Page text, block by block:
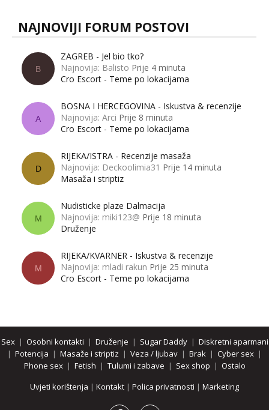
NAJNOVIJI FORUM POSTOVI
B
ZAGREB - Jel bio tko?
Najnovija: Balisto Prije 4 minuta
Cro Escort - Teme po lokacijama
A
BOSNA I HERCEGOVINA - Iskustva & recenzije
Najnovija: Arci Prije 8 minuta
Cro Escort - Teme po lokacijama
D
RIJEKA/ISTRA - Recenzije masaža
Najnovija: Deckoolimia31 Prije 14 minuta
Masaža i striptiz
M
Nudisticke plaze Dalmacija
Najnovija: miki123@ Prije 18 minuta
Druženje
M
RIJEKA/KVARNER - Iskustva & recenzije
Najnovija: mladi rakun Prije 25 minuta
Cro Escort - Teme po lokacijama
Sex| Osobni kontakti | Druženje | Sugar Daddy| Diskretni aparmani
| Potencija | Masaže i striptiz | Veza / ljubav | Brak | Cyber sex |
Phone sex| Fetish | Tulumi i zabave | Sex shop | Ostalo
Uvjeti korištenja | Kontakt | Polica privatnosti | Marketing